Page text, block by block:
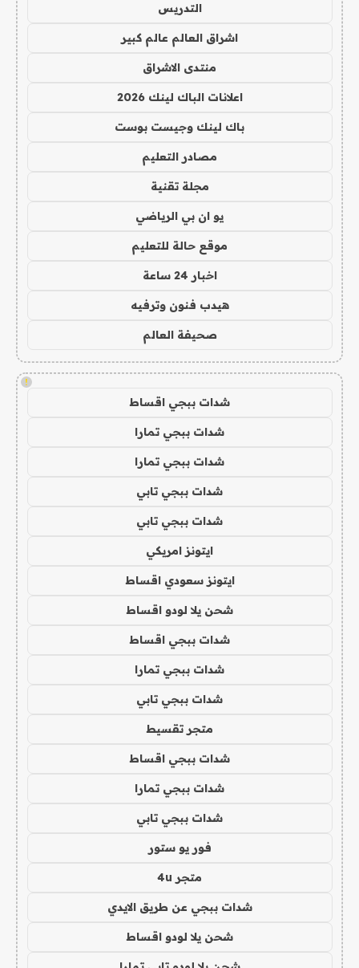
التدريس
اشراق العالم عالم كبير
منتدى الاشراق
اعلانات الباك لينك 2026
باك لينك وجيست بوست
مصادر التعليم
مجلة تقنية
يو ان بي الرياضي
موقع حالة للتعليم
اخبار 24 ساعة
هيدب فنون وترفيه
صحيفة العالم
!
شدات ببجي اقساط
شدات ببجي تمارا
شدات ببجي تمارا
شدات ببجي تابي
شدات ببجي تابي
ايتونز امريكي
ايتونز سعودي اقساط
شحن يلا لودو اقساط
شدات ببجي اقساط
شدات ببجي تمارا
شدات ببجي تابي
متجر تقسيط
شدات ببجي اقساط
شدات ببجي تمارا
شدات ببجي تابي
فور يو ستور
متجر 4u
شدات ببجي عن طريق الايدي
شحن يلا لودو اقساط